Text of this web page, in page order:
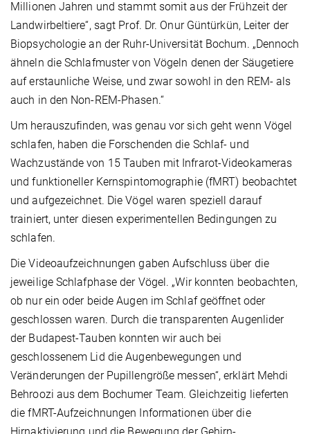
Millionen Jahren und stammt somit aus der Frühzeit der
Landwirbeltiere“, sagt Prof. Dr. Onur Güntürkün, Leiter der
Biopsychologie an der Ruhr-Universität Bochum. „Dennoch
ähneln die Schlafmuster von Vögeln denen der Säugetiere
auf erstaunliche Weise, und zwar sowohl in den REM- als
auch in den Non-REM-Phasen.“
Um herauszufinden, was genau vor sich geht wenn Vögel
schlafen, haben die Forschenden die Schlaf- und
Wachzustände von 15 Tauben mit Infrarot-Videokameras
und funktioneller Kernspintomographie (fMRT) beobachtet
und aufgezeichnet. Die Vögel waren speziell darauf
trainiert, unter diesen experimentellen Bedingungen zu
schlafen.
Die Videoaufzeichnungen gaben Aufschluss über die
jeweilige Schlafphase der Vögel. „Wir konnten beobachten,
ob nur ein oder beide Augen im Schlaf geöffnet oder
geschlossen waren. Durch die transparenten Augenlider
der Budapest-Tauben konnten wir auch bei
geschlossenem Lid die Augenbewegungen und
Veränderungen der Pupillengröße messen“, erklärt Mehdi
Behroozi aus dem Bochumer Team. Gleichzeitig lieferten
die fMRT-Aufzeichnungen Informationen über die